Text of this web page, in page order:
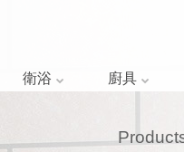
衛浴 廚具